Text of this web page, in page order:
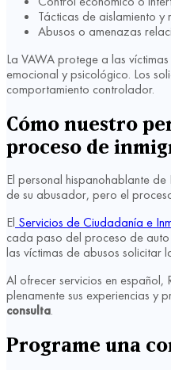
Tácticas de aislamiento y
Abusos o amenazas
La VAWA protege a las
emocional y psicológico. Los
comportamiento controlador.
Cómo nuestro
proceso de
El personal hispanohablante
de su abusador, pero el
El Servicios de Ciudadanía e
cada paso del proceso de auto
las víctimas de abusos solicitar
Al ofrecer servicios en español,
plenamente sus experiencias y
consulta.
Programe una